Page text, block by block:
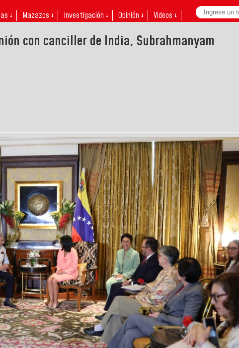
↓ Mazazos ↓ Investigación ↓ Opinión ↓ Videos ↓
con canciller de India, Subrahmanyam